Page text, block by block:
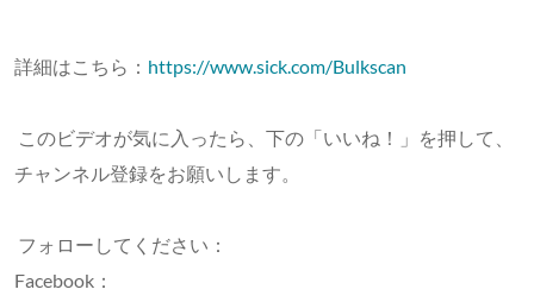
詳細はこちら： https://www.sick.com/Bulkscan
このビデオが気に入ったら、下の「いいね！」を押して、
チャンネル登録をお願いします。
フォローしてください：
Facebook：